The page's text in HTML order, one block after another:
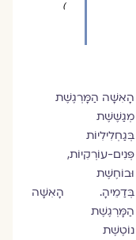
הָאִשָּׁה הַמָּרְגֶשֶׁת
מְגַשֶּׁשֶׁת
בְּגַחְלִילִיוֹת
פְּנִים-עוֹרְקִיוֹת,
וּבוֹחֶשֶׁת
בְּדַמֵיהָ. הָאִשָּׁה
הַמָּרְגֶשֶׁת
נוֹטֶשֶׁת